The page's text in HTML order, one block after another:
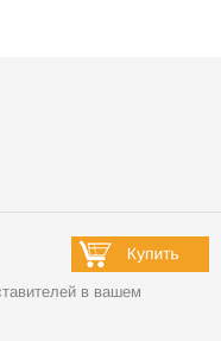
в вашем